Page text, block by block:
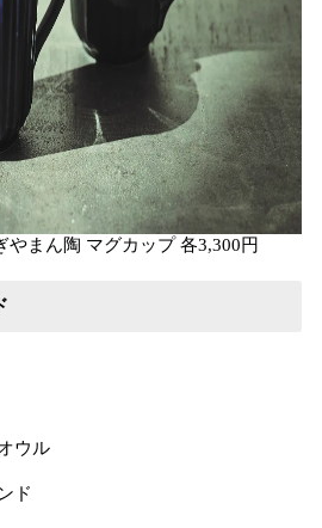
やまん陶 マグカップ 各3,300円
ウル
ド